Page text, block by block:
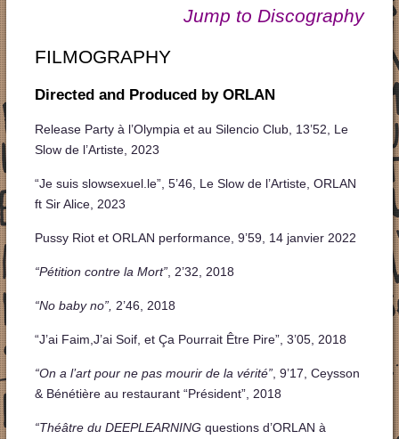
Jump to Discography
FILMOGRAPHY
Directed and Produced by ORLAN
Release Party à l’Olympia et au Silencio Club, 13’52, Le
Slow de l’Artiste, 2023
“Je suis slowsexuel.le”, 5’46, Le Slow de l’Artiste, ORLAN
ft Sir Alice, 2023
Pussy Riot et ORLAN performance, 9’59, 14 janvier 2022
“Pétition contre la Mort”, 2’32, 2018
“No baby no”, 2’46, 2018
“J’ai Faim,J’ai Soif, et Ça Pourrait Être Pire”, 3’05, 2018
“On a l’art pour ne pas mourir de la vérité”, 9’17, Ceysson
& Bénétière au restaurant “Président”, 2018
“Théâtre du DEEPLEARNING questions d’ORLAN à